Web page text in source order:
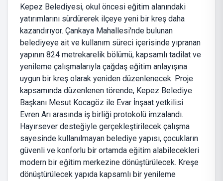
Kepez Belediyesi, okul öncesi eğitim alanındaki
yatırımlarını sürdürerek ilçeye yeni bir kreş daha
kazandırıyor. Çankaya Mahallesi'nde bulunan
belediyeye ait ve kullanım süreci içerisinde yıpranan
yapının 824 metrekarelik bölümü, kapsamlı tadilat ve
yenileme çalışmalarıyla çağdaş eğitim anlayışına
uygun bir kreş olarak yeniden düzenlenecek. Proje
kapsamında düzenlenen törende, Kepez Belediye
Başkanı Mesut Kocagöz ile Evar İnşaat yetkilisi
Evren Arı arasında iş birliği protokolü imzalandı.
Hayırsever desteğiyle gerçekleştirilecek çalışma
sayesinde kullanılmayan belediye yapısı, çocukların
güvenli ve konforlu bir ortamda eğitim alabilecekleri
modern bir eğitim merkezine dönüştürülecek. Kreşe
dönüştürülecek yapıda kapsamlı bir yenileme